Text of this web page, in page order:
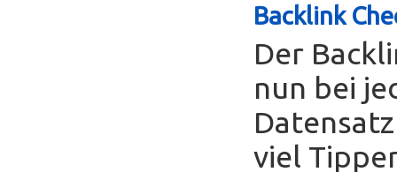
Backlink
Der
nun bei
viel